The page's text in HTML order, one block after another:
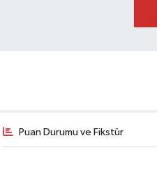
Puan Durumu ve Fikstür